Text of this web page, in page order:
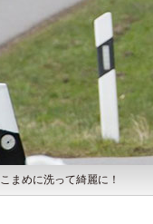
こまめに洗って綺麗に！